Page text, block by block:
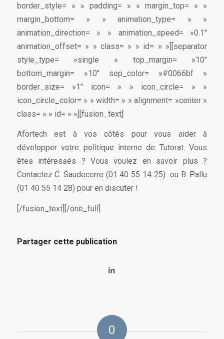
border_style= » » padding= » » margin_top= » »
margin_bottom= » » animation_type= » »
animation_direction= » » animation_speed= »0.1″
animation_offset= » » class= » » id= » »][separator
style_type= »single » top_margin= »10″
bottom_margin= »10″ sep_color= »#0066bf »
border_size= »1″ icon= » » icon_circle= » »
icon_circle_color= » » width= » » alignment= »center »
class= » » id= » »][fusion_text]
Afortech est à vos côtés pour vous aider à
développer votre politique interne de Tutorat. Vous
êtes intéressés ? Vous voulez en savoir plus ?
Contactez C. Saudecerre (01 40 55 14 25) ou B. Pallu
(01 40 55 14 28) pour en discuter !
[/fusion_text][/one_full]
Partager cette publication
0